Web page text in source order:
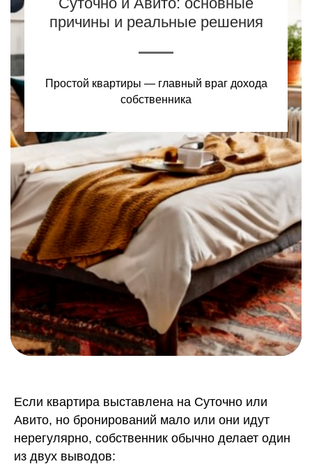
причины и реальные решения
Простой квартиры — главный враг дохода
собственника
Если квартира выставлена на Суточно или
Авито, но бронирований мало или они идут
нерегулярно, собственник обычно делает один
из двух выводов: